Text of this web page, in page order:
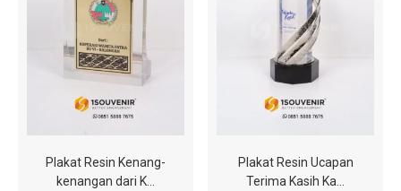
Plakat Resin Kenang-
kenangan dari K…
Plakat Resin Ucapan
Terima Kasih Ka…